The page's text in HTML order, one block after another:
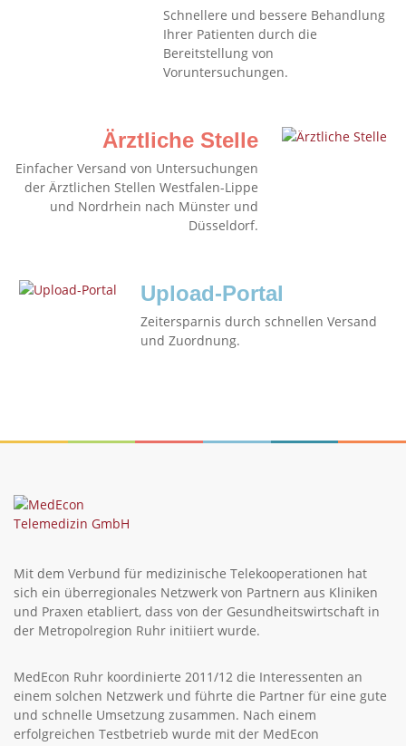
Schnellere und bessere Behandlung
Ihrer Patienten durch die
Bereitstellung von
Voruntersuchungen.
Ärztliche Stelle
Einfacher Versand von Untersuchungen
der Ärztlichen Stellen Westfalen-Lippe
und Nordrhein nach Münster und
Düsseldorf.
Upload-Portal
Zeitersparnis durch schnellen Versand
und Zuordnung.
Mit dem Verbund für medizinische Telekooperationen hat
sich ein überregionales Netzwerk von Partnern aus Kliniken
und Praxen etabliert, dass von der Gesundheitswirtschaft in
der Metropolregion Ruhr initiiert wurde.
MedEcon Ruhr koordinierte 2011/12 die Interessenten an
einem solchen Netzwerk und führte die Partner für eine gute
und schnelle Umsetzung zusammen. Nach einem
erfolgreichen Testbetrieb wurde mit der MedEcon